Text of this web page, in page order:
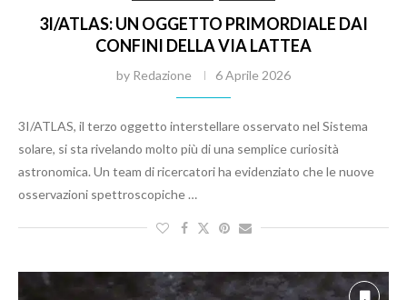
3I/ATLAS: UN OGGETTO PRIMORDIALE DAI
CONFINI DELLA VIA LATTEA
by Redazione 6 Aprile 2026
3I/ATLAS, il terzo oggetto interstellare osservato nel Sistema
solare, si sta rivelando molto più di una semplice curiosità
astronomica. Un team di ricercatori ha evidenziato che le nuove
osservazioni spettroscopiche …